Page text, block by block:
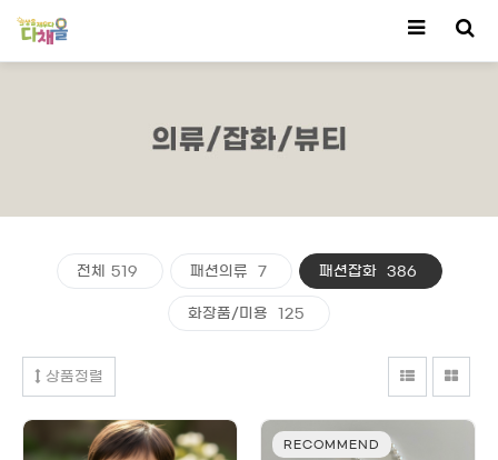
전체 519 패션의류 7 패션잡화 386
화장품/미용 125
상품정렬
RECOMMEND